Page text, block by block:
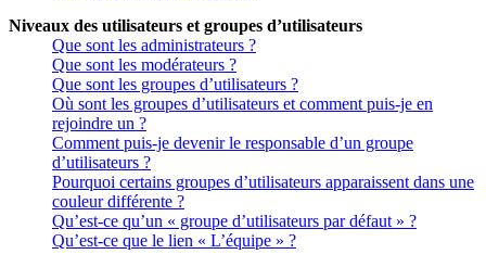
Niveaux des utilisateurs et groupes d’utilisateurs
Que sont les administrateurs ?
Que sont les modérateurs ?
Que sont les groupes d’utilisateurs ?
Où sont les groupes d’utilisateurs et comment puis-je en
rejoindre un ?
Comment puis-je devenir le responsable d’un groupe
d’utilisateurs ?
Pourquoi certains groupes d’utilisateurs apparaissent dans une
couleur différente ?
Qu’est-ce qu’un « groupe d’utilisateurs par défaut » ?
Qu’est-ce que le lien « L’équipe » ?